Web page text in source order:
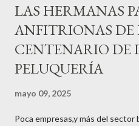
LAS HERMANAS
ANFITRIONAS DE
CENTENARIO DE
PELUQUERÍA
mayo 09, 2025
Poca empresas,y más del sector